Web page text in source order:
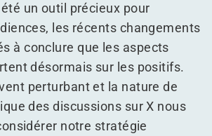
un outil précieux pour
les récents changements
à conclure que les aspects
désormais sur les positifs.
perturbant et la nature de
des discussions sur X nous
notre stratégie